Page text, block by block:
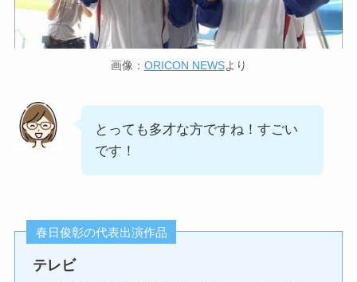
画像： ORICON NEWSより
とっても多才な方ですね！すごい
です！
春日俊彰の代表出演作品
テレビ